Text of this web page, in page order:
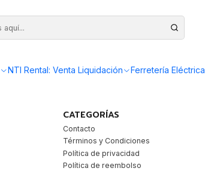
NTI Rental: Venta Liquidación Ferretería Eléctrica
CATEGORÍAS
Contacto
Términos y Condiciones
Política de privacidad
Política de reembolso